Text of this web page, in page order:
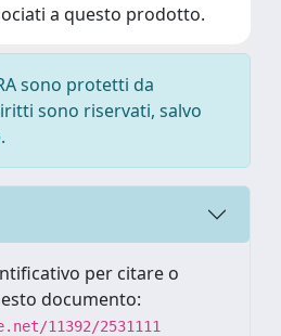
a questo prodotto.
sono protetti da
sono riservati, salvo
per citare o
documento:
11392/2531111